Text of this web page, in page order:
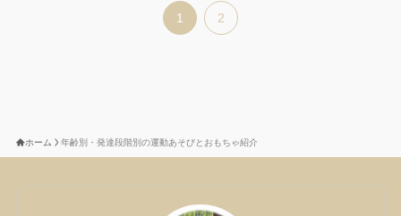
1 2
ホーム 年齢別・発達段階別の運動あそびとおもちゃ紹介